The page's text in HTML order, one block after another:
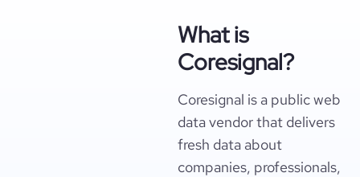
What is
Coresignal?
Coresignal is a public web
data vendor that delivers
fresh data about
companies, professionals,